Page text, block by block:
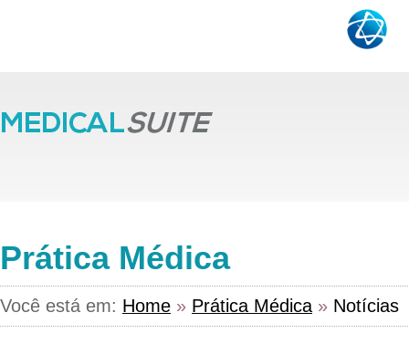
Prática Médica
Você está em: Home » Prática Médica » Notícias